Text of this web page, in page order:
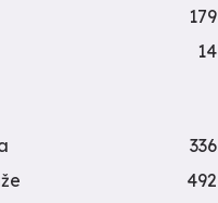
179
14
336
492